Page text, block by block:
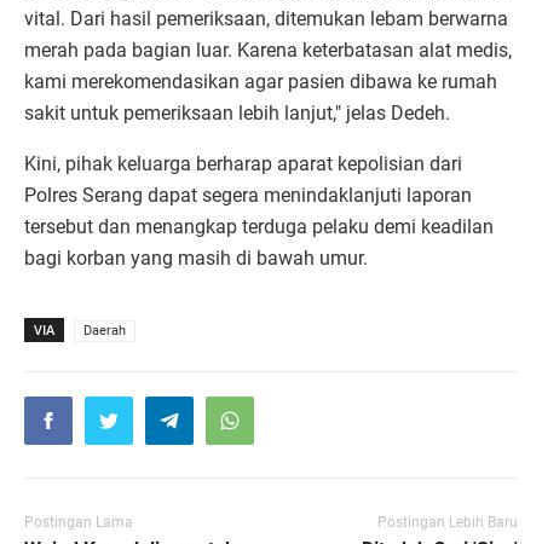
vital. Dari hasil pemeriksaan, ditemukan lebam berwarna
merah pada bagian luar. Karena keterbatasan alat medis,
kami merekomendasikan agar pasien dibawa ke rumah
sakit untuk pemeriksaan lebih lanjut," jelas Dedeh.
​Kini, pihak keluarga berharap aparat kepolisian dari
Polres Serang dapat segera menindaklanjuti laporan
tersebut dan menangkap terduga pelaku demi keadilan
bagi korban yang masih di bawah umur.
VIA Daerah
Postingan Lama Postingan Lebih Baru